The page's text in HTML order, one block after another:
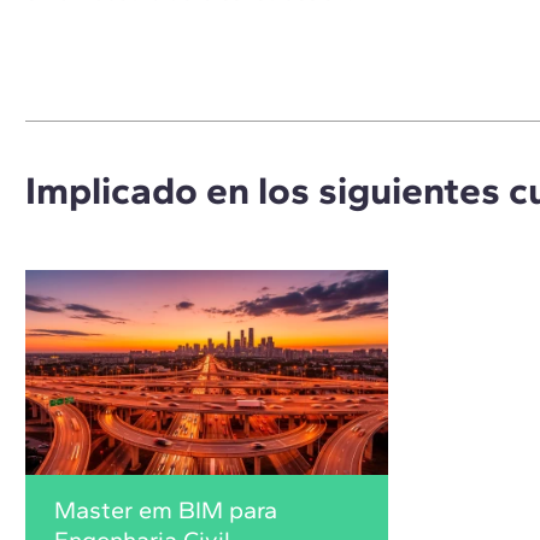
Implicado en los siguientes
Master em BIM para